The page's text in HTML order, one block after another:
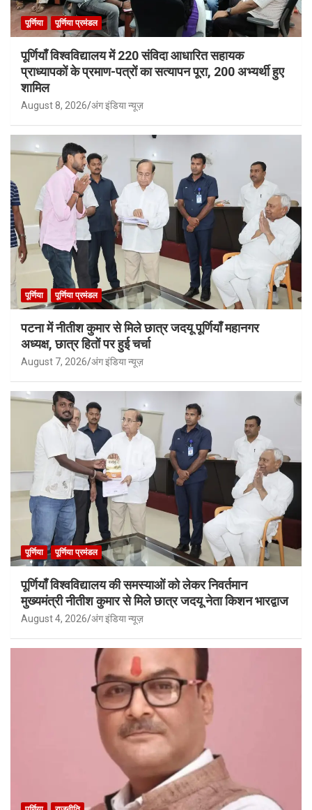
पूर्णिया पूर्णिया प्रमंडल
पूर्णियाँ विश्वविद्यालय में 220 संविदा आधारित सहायक
प्राध्यापकों के प्रमाण-पत्रों का सत्यापन पूरा, 200 अभ्यर्थी हुए
शामिल
August 8, 2026 अंग इंडिया न्यूज़
पूर्णिया पूर्णिया प्रमंडल
पटना में नीतीश कुमार से मिले छात्र जदयू पूर्णियाँ महानगर
अध्यक्ष, छात्र हितों पर हुई चर्चा
August 7, 2026 अंग इंडिया न्यूज़
पूर्णिया पूर्णिया प्रमंडल
पूर्णियाँ विश्वविद्यालय की समस्याओं को लेकर निवर्तमान
मुख्यमंत्री नीतीश कुमार से मिले छात्र जदयू नेता किशन भारद्वाज
August 4, 2026 अंग इंडिया न्यूज़